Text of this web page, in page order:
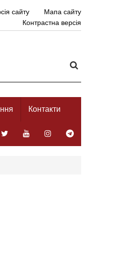
сайту
Мапа сайту
Контрастна версія
Контакти